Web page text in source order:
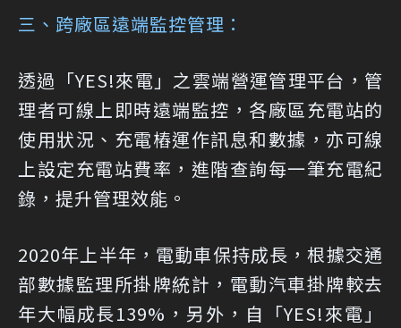
三、跨廠區遠端監控管理：
透過「YES!來電」之雲端營運管理平台，管
理者可線上即時遠端監控，各廠區充電站的
使用狀況、充電樁運作訊息和數據，亦可線
上設定充電站費率，進階查詢每一筆充電紀
錄，提升管理效能。
2020年上半年，電動車保持成長，根據交通
部數據監理所掛牌統計，電動汽車掛牌較去
年大幅成長139%，另外，自「YES!來電」